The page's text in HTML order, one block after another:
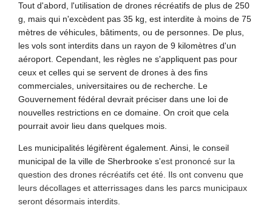
Tout d'abord, l'utilisation de drones récréatifs de plus de 250
g, mais qui n'excèdent pas 35 kg, est interdite à moins de 75
mètres de véhicules, bâtiments, ou de personnes. De plus,
les vols sont interdits dans un rayon de 9 kilomètres d'un
aéroport. Cependant, les règles ne s'appliquent pas pour
ceux et celles qui se servent de drones à des fins
commerciales, universitaires ou de recherche. Le
Gouvernement fédéral devrait préciser dans une loi de
nouvelles restrictions en ce domaine. On croit que cela
pourrait avoir lieu dans quelques mois.
Les municipalités légifèrent également. Ainsi, le conseil
municipal de la ville de Sherbrooke s'est prononcé sur la
question des drones récréatifs cet été. Ils ont convenu que
leurs décollages et atterrissages dans les parcs municipaux
seront désormais interdits.